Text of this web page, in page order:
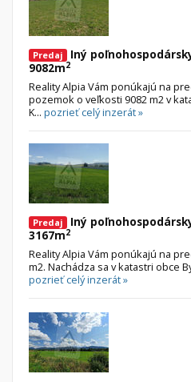
Predaj
Iný
9082m2
Reality Alpia Vám ponúkajú na
pozemok o veľkosti 9082 m2 v
K... pozrieť celý inzerát »
Predaj
Iný
3167m2
Reality Alpia Vám ponúkajú na
m2. Nachádza sa v katastri obce
pozrieť celý inzerát »